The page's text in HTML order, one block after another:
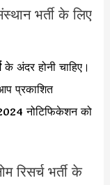
भर्ती के लिए
के अंदर होनी चाहिए।
प्रकाशित
नोटिफिकेशन को
रिसर्च भर्ती के